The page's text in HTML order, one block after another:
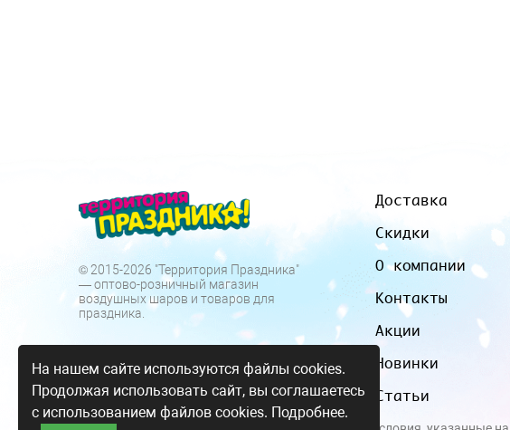
© 2015-2026 "Территория Праздника"
— оптово-розничный магазин
воздушных шаров и товаров для
праздника.
Доставка
Скидки
О компании
Контакты
Акции
Новинки
Статьи
На нашем сайте используются файлы cookies.
Продолжая использовать сайт, вы соглашаетесь
с использованием файлов cookies. Подробнее.